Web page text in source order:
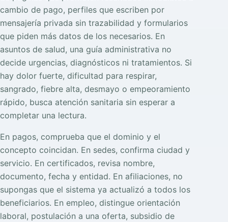
cambio de pago, perfiles que escriben por
mensajería privada sin trazabilidad y formularios
que piden más datos de los necesarios. En
asuntos de salud, una guía administrativa no
decide urgencias, diagnósticos ni tratamientos. Si
hay dolor fuerte, dificultad para respirar,
sangrado, fiebre alta, desmayo o empeoramiento
rápido, busca atención sanitaria sin esperar a
completar una lectura.
En pagos, comprueba que el dominio y el
concepto coincidan. En sedes, confirma ciudad y
servicio. En certificados, revisa nombre,
documento, fecha y entidad. En afiliaciones, no
supongas que el sistema ya actualizó a todos los
beneficiarios. En empleo, distingue orientación
laboral, postulación a una oferta, subsidio de